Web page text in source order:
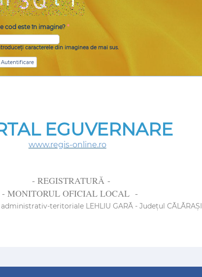
cod este în imagine? *
caracterele din imaginea de mai sus.
EGUVERNARE
www.regis-online.ro
- REGISTRATURĂ -
- MONITORUL OFICIAL LOCAL -
teritoriale LEHLIU GARĂ - Județul CĂLĂRAȘI